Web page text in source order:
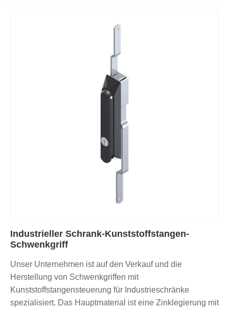
Industrieller Schrank-Kunststoffstangen-
Schwenkgriff
Unser Unternehmen ist auf den Verkauf und die
Herstellung von Schwenkgriffen mit
Kunststoffstangensteuerung für Industrieschränke
spezialisiert. Das Hauptmaterial ist eine Zinklegierung mit